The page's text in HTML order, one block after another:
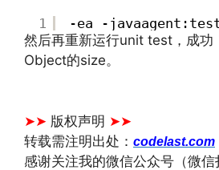
1
-ea -
然后再重新运行unit test，成功
Object的size。
➤➤ 版权声明 ➤➤
转载需注明出处： codelast.com
感谢关注我的微信公众号（微信